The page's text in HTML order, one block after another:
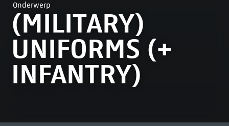
Onderwerp
(MILITARY)
UNIFORMS (+
INFANTRY)